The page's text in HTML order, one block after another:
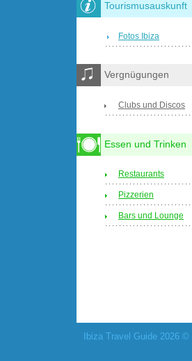
Tourismusauskunft
Fotos Ibiza
Vergnügungen
Clubs und Discos
Essen und Trinken
Restaurants
Pizzerien
Bars und Lounge
Ibiza Travel Guide 2026 ©